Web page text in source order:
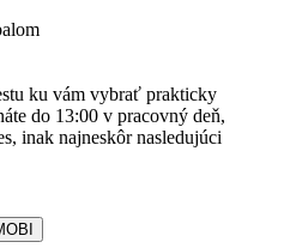
ku vám vybrať prakticky
do 13:00 v pracovný deň,
inak najneskôr nasledujúci